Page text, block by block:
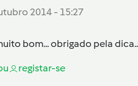
2014 - 15:27
bom... obrigado pela
registar-se